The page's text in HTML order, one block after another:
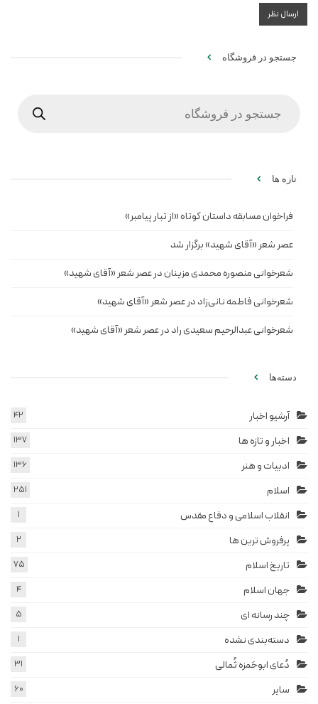
جستجو در فروشگاه
تازه ها
فراخوان مسابقه داستان کوتاه «از تبار پیامبر»
عصر شعر «آقای شهید» برگزار شد
شعرخوانی منصوره محمدی مزینان در عصر شعر «آقای شهید»
شعرخوانی فاطمه نانی‌زاد در عصر شعر «آقای شهید»
شعرخوانی عبدالرحیم سعیدی راد در عصر شعر «آقای شهید»
دسته‌ها
آرشیو اخبار 42
اخبار و تازه ها 137
ادبیات و هنر 136
اسلام 251
انقلاب اسلامی و دفاع مقدس 1
پرفروش ترین ها 2
تاریخ اسلام 75
جهان اسلام 4
چند رسانه ای 5
دسته‌بندی نشده 1
دُعای ابوحَمزه ثُمالی 31
سایر 60